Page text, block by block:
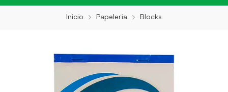
Inicio Papelería Blocks